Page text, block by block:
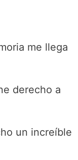
me llega
derecho a
un increíble